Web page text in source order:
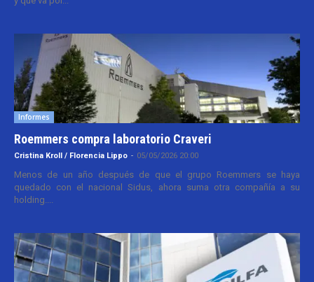
Informes
Roemmers compra laboratorio Craveri
Cristina Kroll / Florencia Lippo - 05/05/2026 20:00
Menos de un año después de que el grupo Roemmers se haya
quedado con el nacional Sidus, ahora suma otra compañía a su
holding....